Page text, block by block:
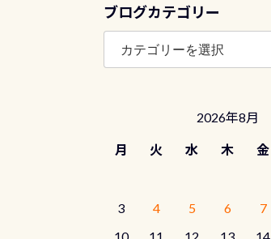
ブログカテゴリー
ブ
グ
2026年8月
月 火 水 木 金
3
4 5 6 7